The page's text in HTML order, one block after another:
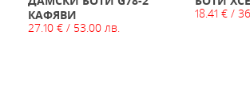
КАФЯВИ
27.10 € / 53.00 лв.
18.41 € /